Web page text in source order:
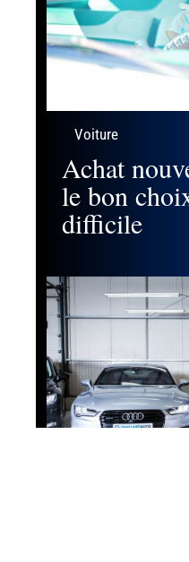
Voiture
Achat
le bon
difficile